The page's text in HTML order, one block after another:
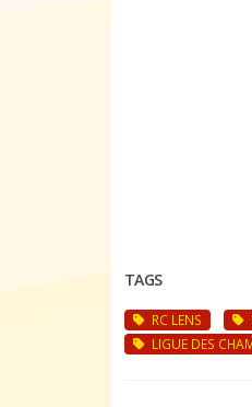
TAGS
RC LENS
LIGUE DES